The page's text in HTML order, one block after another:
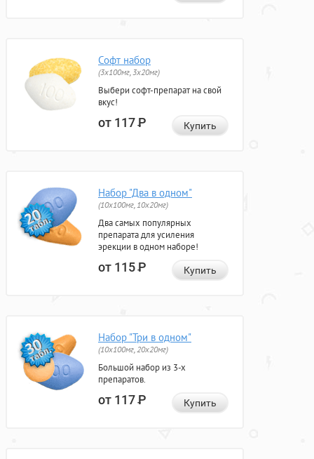
Софт набор
(3x100мг, 3x20мг)
Выбери софт-препарат на свой
вкус!
от 117Р Купить
Набор "Два в одном"
(10x100мг, 10x20мг)
Два самых популярных
препарата для усиления
эрекции в одном наборе!
от 115Р Купить
Набор "Три в одном"
(10x100мг, 20x20мг)
Большой набор из 3-х
препаратов.
от 117Р Купить